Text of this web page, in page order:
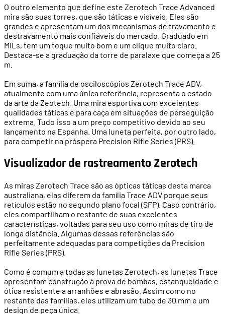
O outro elemento que define este Zerotech Trace Advanced
mira são suas torres, que são táticas e visíveis. Eles são
grandes e apresentam um dos mecanismos de travamento e
destravamento mais confiáveis ​​do mercado. Graduado em
MILs, tem um toque muito bom e um clique muito claro.
Destaca-se a graduação da torre de paralaxe que começa a 25
m.
Em suma, a família de osciloscópios Zerotech Trace ADV,
atualmente com uma única referência, representa o estado
da arte da Zeotech. Uma mira esportiva com excelentes
qualidades táticas e para caça em situações de perseguição
extrema. Tudo isso a um preço competitivo devido ao seu
lançamento na Espanha. Uma luneta perfeita, por outro lado,
para competir na próspera Precision Rifle Series (PRS).
Visualizador de rastreamento Zerotech
As miras Zerotech Trace são as ópticas táticas desta marca
australiana, elas diferem da família Trace ADV porque seus
retículos estão no segundo plano focal (SFP). Caso contrário,
eles compartilham o restante de suas excelentes
características, voltadas para seu uso como miras de tiro de
longa distância. Algumas dessas referências são
perfeitamente adequadas para competições da Precision
Rifle Series (PRS).
Como é comum a todas as lunetas Zerotech, as lunetas Trace
apresentam construção à prova de bombas, estanqueidade e
ótica resistente a arranhões e abrasão. Assim como no
restante das famílias, eles utilizam um tubo de 30 mm e um
design de peça única.